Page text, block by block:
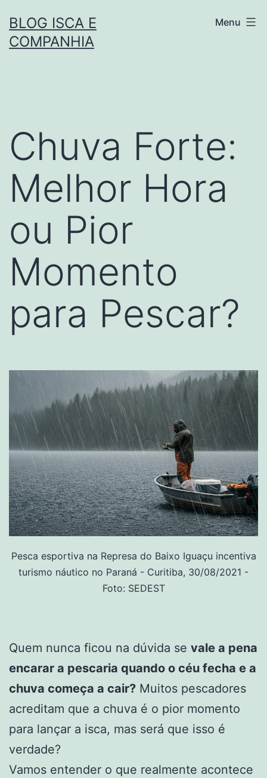
para
BLOG ISCA E
COMPANHIA
Menu
Chuva Forte:
Melhor Hora
ou Pior
Momento
para Pescar?
Pesca esportiva na Represa do Baixo Iguaçu incentiva
turismo náutico no Paraná - Curitiba, 30/08/2021 -
Foto: SEDEST
Quem nunca ficou na dúvida se vale a pena
encarar a pescaria quando o céu fecha e a
chuva começa a cair? Muitos pescadores
acreditam que a chuva é o pior momento
para lançar a isca, mas será que isso é
verdade?
Vamos entender o que realmente acontece